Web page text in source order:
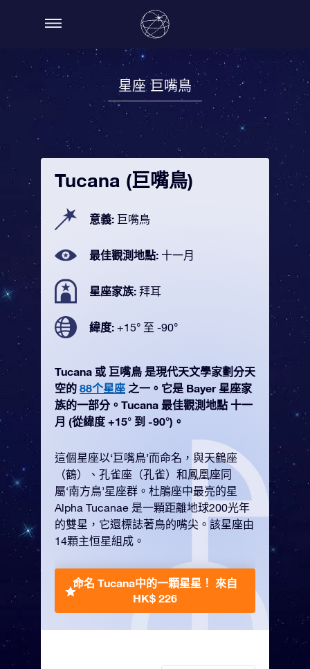
星座 巨嘴鳥
Tucana (巨嘴鳥)
意義: 巨嘴鳥
最佳觀測地點: 十一月
星座家族: 拜耳
緯度: +15° 至 -90°
Tucana 或 巨嘴鳥 是現代天文學家劃分天
空的 88个星座 之一。它是 Bayer 星座家
族的一部分。Tucana 最佳觀測地點 十一
月 (從緯度 +15° 到 -90°)。
這個星座以‘巨嘴鳥’而命名，與天鶴座
（鶴）、孔雀座（孔雀）和鳳凰座同
屬‘南方鳥’星座群。杜鵑座中最亮的星
Alpha Tucanae 是一顆距離地球200光年
的雙星，它還標誌著鳥的嘴尖。該星座由
14顆主恒星組成。
命名 Tucana中的一顆星星！ 來自
HK$ 226